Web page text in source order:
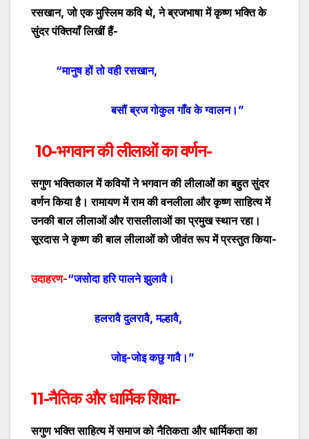
रसखान,जो एक मुस्लिम कवि थे,ने ब्रजभाषा में कृष्ण भक्ति के
सुंदर पंक्तियाँ लिखीं हैं-
“मानुष हों तो वही रसखान,
बसौं ब्रज गोकुल गाँव के ग्वालन।”
10-भगवान कीलीलाओं का वर्णन-
सगुण भक्तिकाल में कवियों ने भगवान की लीलाओं का बहुत सुंदर
वर्णन किया है। रामायण में राम की वनलीला और कृष्ण साहित्य में
उनकी बाल लीलाओं और रासलीलाओं का प्रमुख स्थान रहा।
सूरदास ने कृष्ण की बाल लीलाओं को जीवंत रूप में प्रस्तुत किया-
उदाहरण-“जसोदा हरि पालने झुलावै।
हलरावै दुलरावै,मल्हावै,
जोइ-जोइ कछु गावै।”
11-नैतिक और धार्मिक शिक्षा-
सगुण भक्ति साहित्य में समाज को नैतिकता और धार्मिकता का